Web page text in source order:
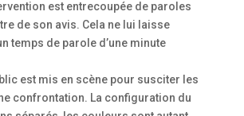
est entrecoupée de paroles
de son avis. Cela ne lui laisse
temps de parole d’une minute
est mis en scène pour susciter les
confrontation. La configuration du